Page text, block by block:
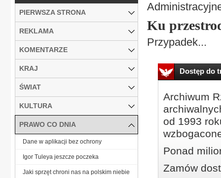
Ku
Przypadek...
Dostęp do
Archiwum
od 1993
Ponad
Zamów
PIERWSZA STRONA
REKLAMA
KOMENTARZE
KRAJ
ŚWIAT
KULTURA
PRAWO CO DNIA
Dane w aplikacji bez ochrony
Igor Tuleya jeszcze poczeka
Jaki sprzęt chroni nas na polskim niebie